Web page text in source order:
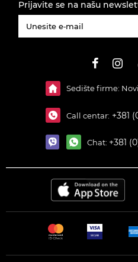
Prijavite se na našu
Sedište firme:
Call centar: +381
Chat: +381